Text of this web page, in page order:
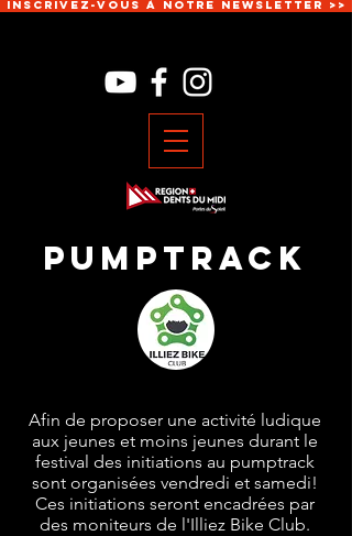
Inscrivez-vous à notre newsletter >>
Pumptrack
Afin de proposer une activité ludique
aux jeunes et moins jeunes durant le
festival des initiations au pumptrack
sont organisées vendredi et samedi!
Ces initiations seront encadrées par
des moniteurs de l'Illiez Bike Club.